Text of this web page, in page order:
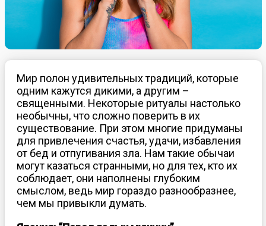
Мир полон удивительных традиций, которые
одним кажутся дикими, а другим –
священными. Некоторые ритуалы настолько
необычны, что сложно поверить в их
существование. При этом многие придуманы
для привлечения счастья, удачи, избавления
от бед и отпугивания зла. Нам такие обычаи
могут казаться странными, но для тех, кто их
соблюдает, они наполнены глубоким
смыслом, ведь мир гораздо разнообразнее,
чем мы привыкли думать.